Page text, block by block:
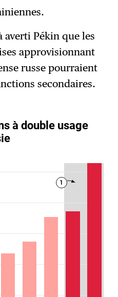
averti Pékin que les
approvisionnant
russe pourraient
secondaires.